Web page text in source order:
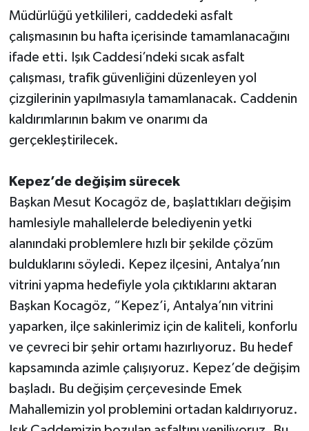
Müdürlüğü yetkilileri, caddedeki asfalt
çalışmasının bu hafta içerisinde tamamlanacağını
ifade etti. Işık Caddesi’ndeki sıcak asfalt
çalışması, trafik güvenliğini düzenleyen yol
çizgilerinin yapılmasıyla tamamlanacak. Caddenin
kaldırımlarının bakım ve onarımı da
gerçekleştirilecek.
Kepez’de değişim sürecek
Başkan Mesut Kocagöz de, başlattıkları değişim
hamlesiyle mahallelerde belediyenin yetki
alanındaki problemlere hızlı bir şekilde çözüm
bulduklarını söyledi. Kepez ilçesini, Antalya’nın
vitrini yapma hedefiyle yola çıktıklarını aktaran
Başkan Kocagöz, “Kepez’i, Antalya’nın vitrini
yaparken, ilçe sakinlerimiz için de kaliteli, konforlu
ve çevreci bir şehir ortamı hazırlıyoruz. Bu hedef
kapsamında azimle çalışıyoruz. Kepez’de değişim
başladı. Bu değişim çerçevesinde Emek
Mahallemizin yol problemini ortadan kaldırıyoruz.